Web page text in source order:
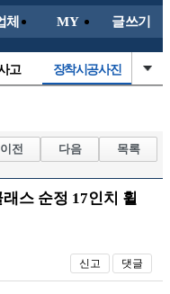
체 MY 글쓰기
고 장착시공사진
모델 자유사진
이전 다음 목록
스 순정 17인치 휠
신고 댓글